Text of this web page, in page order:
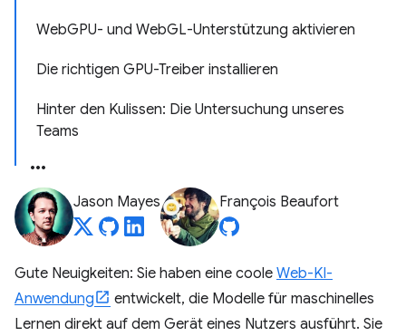
WebGPU- und WebGL-Unterstützung aktivieren
Die richtigen GPU-Treiber installieren
Hinter den Kulissen: Die Untersuchung unseres
Teams
Jason Mayes François Beaufort
Gute Neuigkeiten: Sie haben eine coole Web-KI-
Anwendung
entwickelt, die Modelle für maschinelles
Lernen direkt auf dem Gerät eines Nutzers ausführt. Sie